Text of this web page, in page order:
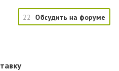
22 Обсудить на форуме